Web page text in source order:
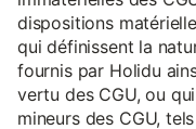
dispositions
qui définissent la
fournis par Holidu
vertu des CGU, ou
mineurs des CGU,